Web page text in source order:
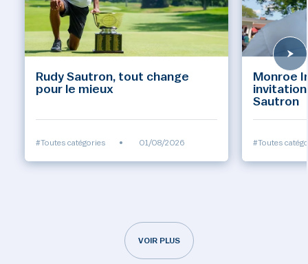
Rudy Sautron, tout change
pour le mieux
#Toutes catégories • 01/08/2026
Monroe
invitation
Sautron
#Toutes
VOIR PLUS